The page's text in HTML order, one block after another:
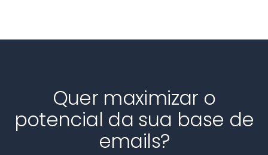
Quer maximizar o
potencial da sua base de
emails?